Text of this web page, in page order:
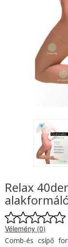
Relax
Vélemény (0)
Comb-és csípő